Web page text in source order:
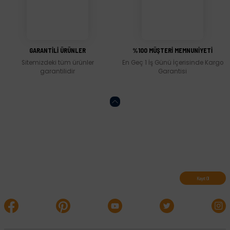
GARANTİLİ ÜRÜNLER
Sitemizdeki tüm ürünler
garantilidir
%100 MÜŞTERİ MEMNUNİYETİ
En Geç 1 İş Günü İçerisinde Kargo
Garantisi
Kayıt Ol